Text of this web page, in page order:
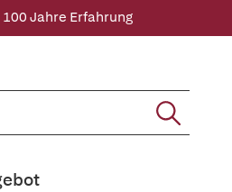
100 Jahre Erfahrung